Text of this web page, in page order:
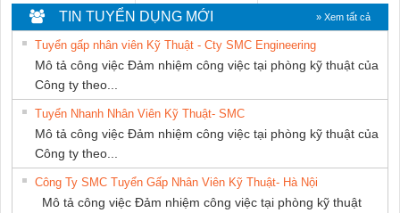
HƯNG
NGHIỆP NIHON
SETSUBI VIỆT
NAM
TIN TUYỂN DỤNG MỚI » Xem tất cả
Tuyển gấp nhân viên Kỹ Thuật - Cty SMC Engineering
Mô tả công việc Đảm nhiệm công việc tại phòng kỹ thuật của
Công ty theo...
Tuyển Nhanh Nhân Viên Kỹ Thuật- SMC
Mô tả công việc Đảm nhiệm công việc tại phòng kỹ thuật của
Công ty theo...
Công Ty SMC Tuyển Gấp Nhân Viên Kỹ Thuật- Hà Nội
Mô tả công việc Đảm nhiệm công việc tại phòng kỹ thuật